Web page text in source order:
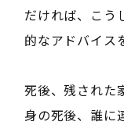
だければ、こう
的なアドバイス
死後、残された
身の死後、誰に